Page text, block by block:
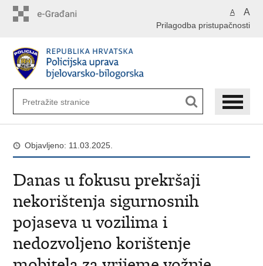
A A
Prilagodba pristupačnosti
Objavljeno: 11.03.2025.
Danas u fokusu prekršaji
nekorištenja sigurnosnih
pojaseva u vozilima i
nedozvoljeno korištenje